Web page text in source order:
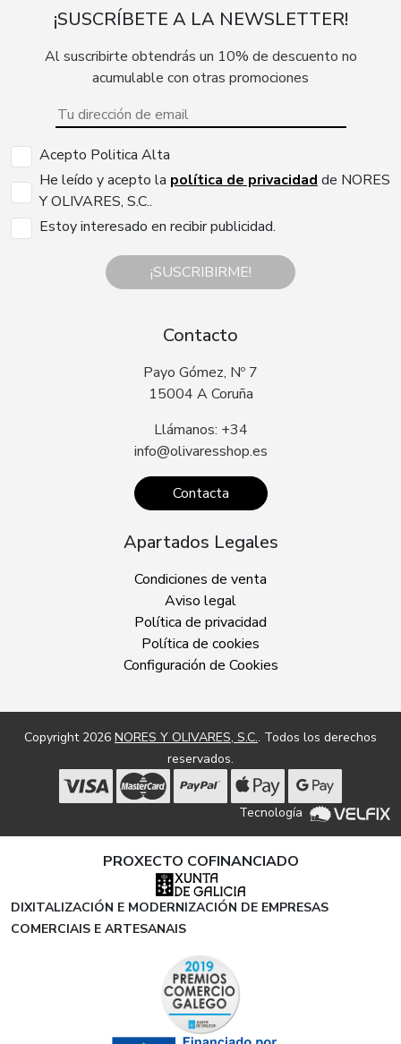
¡SUSCRÍBETE A LA NEWSLETTER!
Al suscribirte obtendrás un 10% de descuento no
acumulable con otras promociones
Acepto Politica Alta
He leído y acepto la política de privacidad de NORES
Y OLIVARES, S.C..
Estoy interesado en recibir publicidad.
¡SUSCRIBIRME!
Contacto
Payo Gómez, Nº 7
15004 A Coruña
Llámanos: +34
info@olivaresshop.es
Contacta
Apartados Legales
Condiciones de venta
Aviso legal
Política de privacidad
Política de cookies
Configuración de Cookies
Copyright 2026 NORES Y OLIVARES, S.C.. Todos los derechos
reservados.
Tecnología
PROXECTO COFINANCIADO
DIXITALIZACIÓN E MODERNIZACIÓN DE EMPRESAS
COMERCIAIS E ARTESANAIS